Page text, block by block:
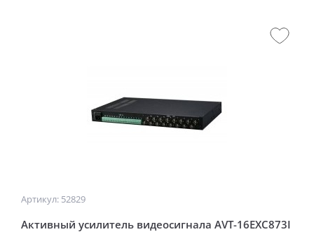
Артикул: 52829
Активный усилитель видеосигнала AVT-16EXC873I